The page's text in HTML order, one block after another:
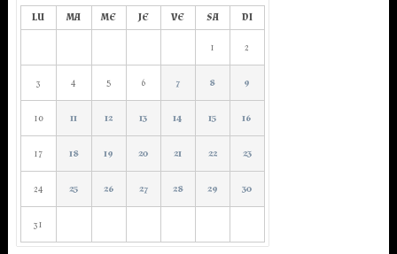
LU MA ME JE VE SA DI
1 2
3 4 5 6 7 8 9
10 11 12 13 14 15 16
17 18 19 20 21 22 23
24 25 26 27 28 29 30
31